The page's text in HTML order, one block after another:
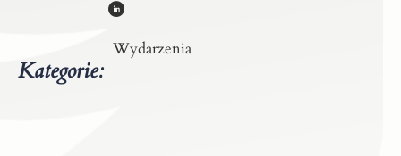
Kategorie:
Wydarzenia